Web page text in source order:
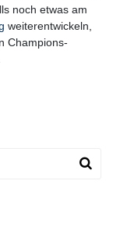
noch etwas am
weiterentwickeln,
Champions-